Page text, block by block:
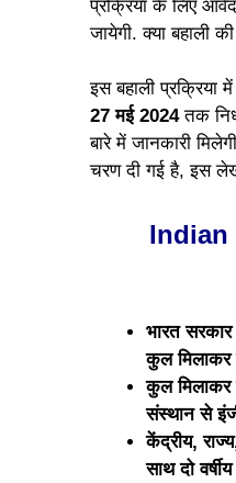
प्रक्रिया के लिए
जायेगी. क्या बहाली
इस बहाली प्रक्रिया
27 मई 2024तक
बारे में जानकारी
चरण दी गई है, इस
Indian
भारत सरकार
कुल मिलाकर
कुल मिलाकर
संस्थान से
केंद्रीय,
साथ दो